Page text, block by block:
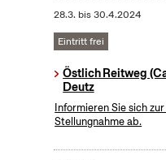
28.3. bis30.4.2024
Eintritt frei
Östlich Reitweg
Deutz
Informieren Sie sich
Stellungnahme ab.